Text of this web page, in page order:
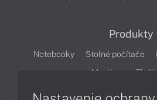
Produkty
Notebooky Stolné počítače
Monitory